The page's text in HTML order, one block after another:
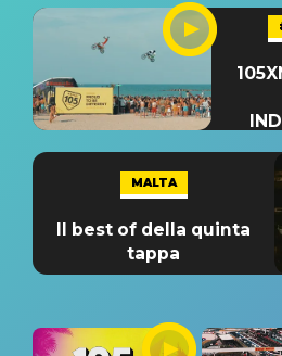
MALTA
Il best of della quinta
tappa